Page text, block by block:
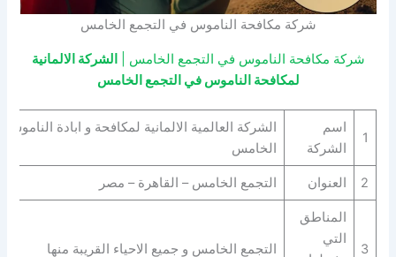
شركة مكافحة الناموس في التجمع الخامس
شركة مكافحة الناموس في التجمع الخامس |
الشركة الالمانية
لمكافحة الناموس في التجمع الخامس
1
اسم
الشركة
الشركة العالمية الالمانية لمكافحة و ابادة
الخامس
2 العنوان التجمع الخامس – القاهرة – مصر
3
المناطق
التي
التجمع الخامس و جميع الاحياء القريبة منها